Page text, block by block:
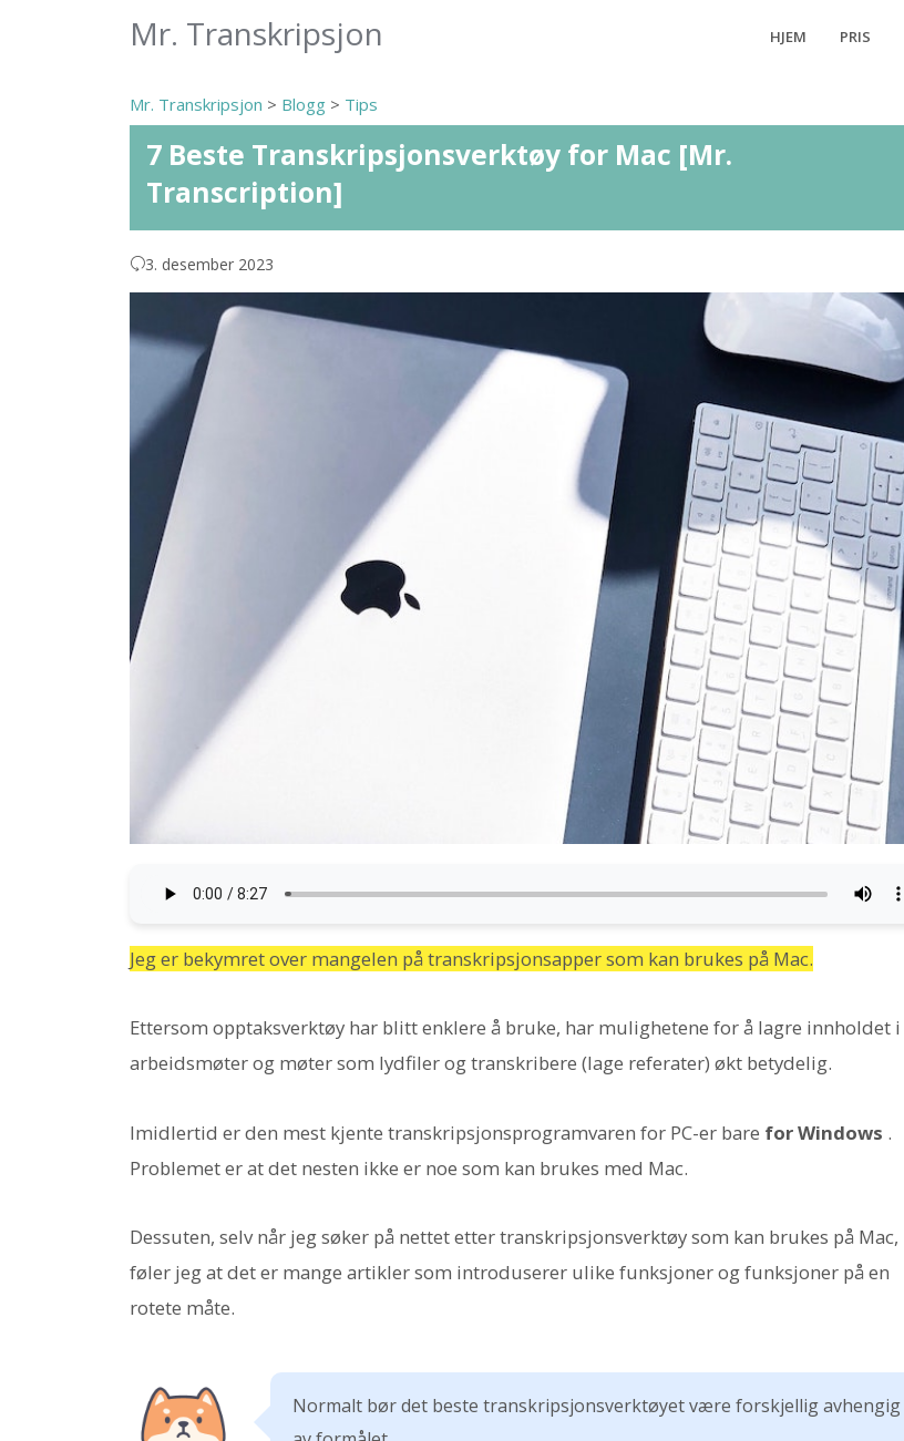
Mr. Transkripsjon HJEM PRIS
Mr. Transkripsjon > Blogg > Tips
7 Beste Transkripsjonsverktøy for Mac [Mr.
Transcription]
3. desember 2023
Jeg er bekymret over mangelen på transkripsjonsapper som kan brukes på Mac.
Ettersom opptaksverktøy har blitt enklere å bruke, har mulighetene for å lagre innholdet i
arbeidsmøter og møter som lydfiler og transkribere (lage referater) økt betydelig.
Imidlertid er den mest kjente transkripsjonsprogramvaren for PC-er bare for Windows .
Problemet er at det nesten ikke er noe som kan brukes med Mac.
Dessuten, selv når jeg søker på nettet etter transkripsjonsverktøy som kan brukes på Mac,
føler jeg at det er mange artikler som introduserer ulike funksjoner og funksjoner på en
rotete måte.
Normalt bør det beste transkripsjonsverktøyet være forskjellig avhengig